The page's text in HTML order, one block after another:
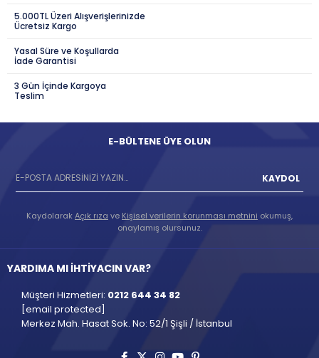
5.000TL Üzeri Alışverişlerinizde
Ücretsiz Kargo
Yasal Süre ve Koşullarda
İade Garantisi
3 Gün İçinde Kargoya
Teslim
E-BÜLTENE ÜYE OLUN
KAYDOL
KaydolarakAçık rıza ve Kişisel verilerin korunması metnini okumuş,
onaylamış olursunuz.
YARDIMA MI İHTİYACIN VAR?
Müşteri Hizmetleri: 0212 644 34 82
[email protected]
Merkez Mah. Hasat Sok. No: 52/1 Şişli / İstanbul